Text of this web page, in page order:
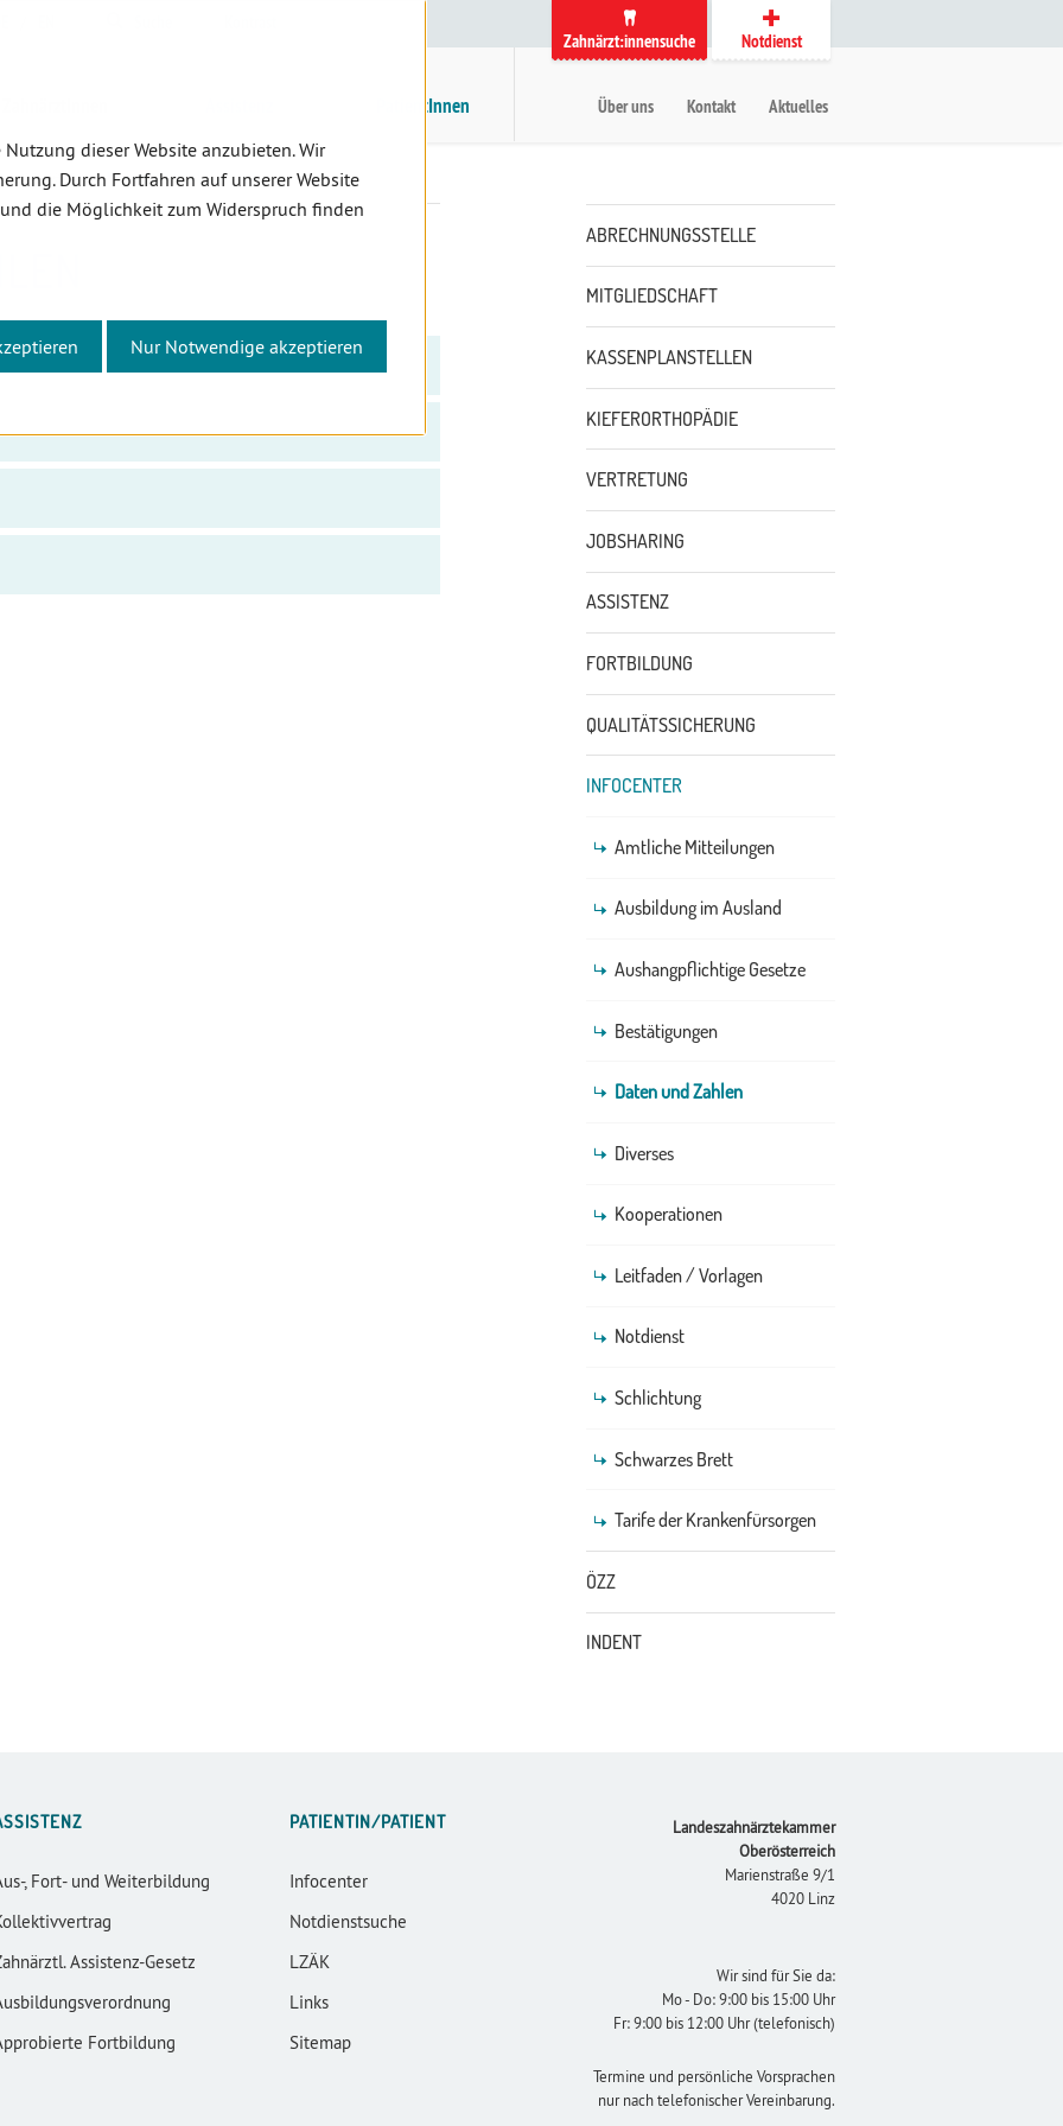
dieser Website anzubieten. Wir
Durch Fortfahren auf unserer Website
die Möglichkeit zum Widerspruch finden
Nur Notwendige akzeptieren
Zahnärzt:innensuche
Notdienst
Hauptmenü
PatientInnen
Metanavigation
Über uns Kontakt Aktuelles
Infocenter Daten und Zahlen
ABRECHNUNGSSTELLE
MITGLIEDSCHAFT
KASSENPLANSTELLEN
KIEFERORTHOPÄDIE
VERTRETUNG
JOBSHARING
ASSISTENZ
FORTBILDUNG
QUALITÄTSSICHERUNG
INFOCENTER
Amtliche Mitteilungen
Ausbildung im Ausland
Aushangpflichtige Gesetze
Bestätigungen
Daten und Zahlen
Diverses
Kooperationen
Leitfaden / Vorlagen
Notdienst
Schlichtung
Schwarzes Brett
Tarife der Krankenfürsorgen
ÖZZ
INDENT
, Fort- und Weiterbildung
Assistenz-Gesetz
Fortbildung
PATIENTIN/PATIENT
Infocenter
Notdienstsuche
LZÄK
Links
Sitemap
Landeszahnärztekammer
Oberösterreich
Marienstraße 9/1
4020 Linz
Wir sind für Sie da:
Mo - Do: 9:00 bis 15:00 Uhr
Fr: 9:00 bis 12:00 Uhr (telefonisch)
Termine und persönliche Vorsprachen
nur nach telefonischer Vereinbarung.